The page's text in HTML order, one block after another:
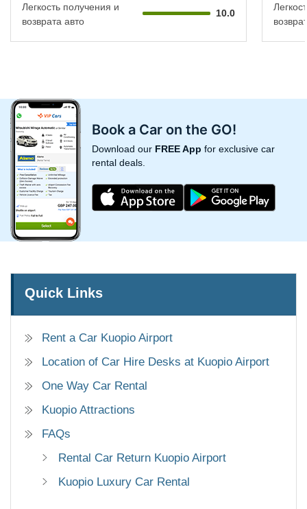
Легкость получения и
возврата авто
10.0
Book a Car on the GO!
Download our FREE App for exclusive car
rental deals.
Quick Links
Rent a Car Kuopio Airport
Location of Car Hire Desks at Kuopio Airport
One Way Car Rental
Kuopio Attractions
FAQs
Rental Car Return Kuopio Airport
Kuopio Luxury Car Rental